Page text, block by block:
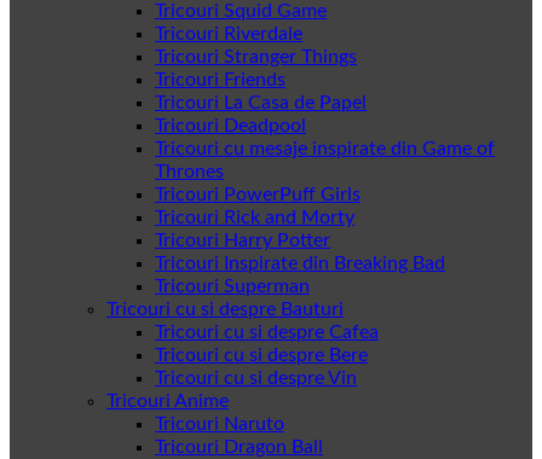
Tricouri Squid Game
Tricouri Riverdale
Tricouri Stranger Things
Tricouri Friends
Tricouri La Casa de Papel
Tricouri Deadpool
Tricouri cu mesaje inspirate din Game of
Thrones
Tricouri PowerPuff Girls
Tricouri Rick and Morty
Tricouri Harry Potter
Tricouri Inspirate din Breaking Bad
Tricouri Superman
Tricouri cu si despre Bauturi
Tricouri cu si despre Cafea
Tricouri cu si despre Bere
Tricouri cu si despre Vin
Tricouri Anime
Tricouri Naruto
Tricouri Dragon Ball